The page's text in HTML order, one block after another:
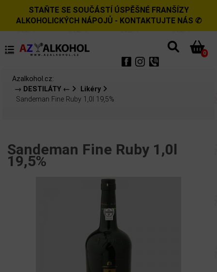
STAŇTE SE SOUČÁSTÍ ÚSPĚŠNÉ FRANŠÍZY
ALKOHOLICKÝCH NÁPOJŮ - KONTAKTUJTE NÁS ✆
0
Azalkohol.cz:
→ DESTILÁTY ←
Likéry
Sandeman Fine Ruby 1,0l 19,5%
Sandeman Fine Ruby 1,0l
19,5%